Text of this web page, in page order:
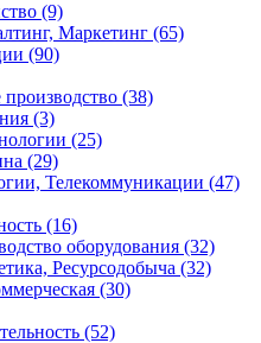
(9)
Маркетинг (65)
(90)
(38)
(3)
(25)
(29)
Телекоммуникации (47)
(16)
оборудования (32)
Ресурсодобыча (32)
(30)
(52)